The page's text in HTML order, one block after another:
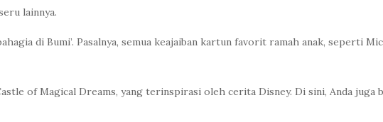
lainnya.
di Bumi’. Pasalnya, semua keajaiban kartun favorit ramah anak, seperti
of Magical Dreams, yang terinspirasi oleh cerita Disney. Di sini, Anda juga